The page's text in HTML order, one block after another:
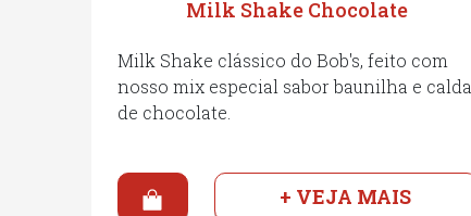
Milk Shake Chocolate
Milk Shake clássico do Bob's, feito com
nosso mix especial sabor baunilha e calda
de chocolate.
+ VEJA MAIS